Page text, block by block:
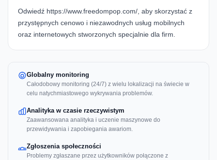
Odwiedź https://www.freedompop.com/, aby skorzystać z
przystępnych cenowo i niezawodnych usług mobilnych
oraz internetowych stworzonych specjalnie dla firm.
Globalny monitoring
Całodobowy monitoring (24/7) z wielu lokalizacji na świecie w
celu natychmiastowego wykrywania problemów.
Analityka w czasie rzeczywistym
Zaawansowana analityka i uczenie maszynowe do
przewidywania i zapobiegania awariom.
Zgłoszenia społeczności
Problemy zgłaszane przez użytkowników połączone z